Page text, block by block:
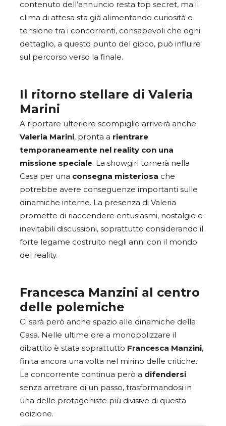
contenuto dell’annuncio resta top secret, ma il
clima di attesa sta già alimentando curiosità e
tensione tra i concorrenti, consapevoli che ogni
dettaglio, a questo punto del gioco, può influire
sul percorso verso la finale.
Il ritorno stellare di Valeria
Marini
A riportare ulteriore scompiglio arriverà anche
Valeria Marini, pronta a rientrare
temporaneamente nel reality con una
missione speciale. La showgirl tornerà nella
Casa per una consegna misteriosa che
potrebbe avere conseguenze importanti sulle
dinamiche interne. La presenza di Valeria
promette di riaccendere entusiasmi, nostalgie e
inevitabili discussioni, soprattutto considerando il
forte legame costruito negli anni con il mondo
del reality.
Francesca Manzini al centro
delle polemiche
Ci sarà però anche spazio alle dinamiche della
Casa. Nelle ultime ore a monopolizzare il
dibattito è stata soprattutto Francesca Manzini,
finita ancora una volta nel mirino delle critiche.
La concorrente continua però a difendersi
senza arretrare di un passo, trasformandosi in
una delle protagoniste più divisive di questa
edizione.